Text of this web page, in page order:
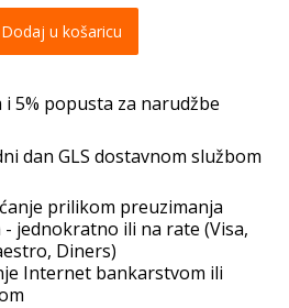
Dodaj u košaricu
5% popusta za narudžbe
dan GLS dostavnom službom
prilikom preuzimanja
jednokratno ili na rate (Visa,
Diners)
Internet bankarstvom ili